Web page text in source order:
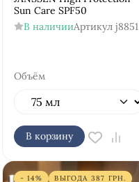
Sun Care SPF50
В наличииАртикул j8851
Объём
В корзину
- 14% ВЫГОДА 387 ГРН.